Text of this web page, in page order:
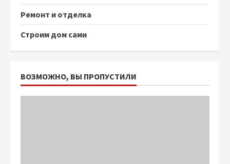
Ремонт и отделка
Строим дом сами
ВОЗМОЖНО, ВЫ ПРОПУСТИЛИ